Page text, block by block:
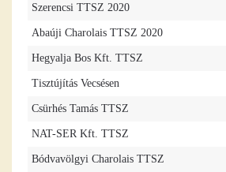
Szerencsi TTSZ 2020
Abaúji Charolais TTSZ 2020
Hegyalja Bos Kft. TTSZ
Tisztújítás Vecsésen
Csürhés Tamás TTSZ
NAT-SER Kft. TTSZ
Bódvavölgyi Charolais TTSZ